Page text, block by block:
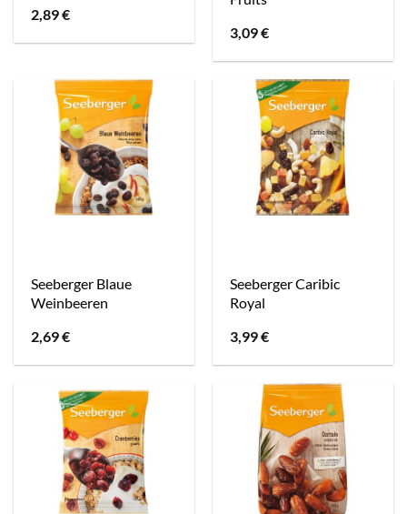
2,89€
3,09€
Seeberger Blaue
Weinbeeren
2,69€
Seeberger Caribic
Royal
3,99€